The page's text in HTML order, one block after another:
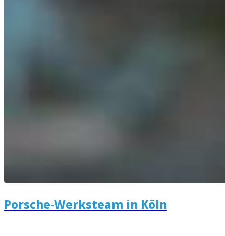
Porsche-Werksteam in Köln